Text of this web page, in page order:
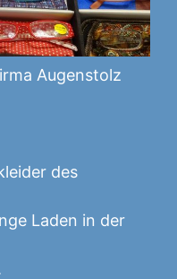
Augenstolz
des
Laden in der